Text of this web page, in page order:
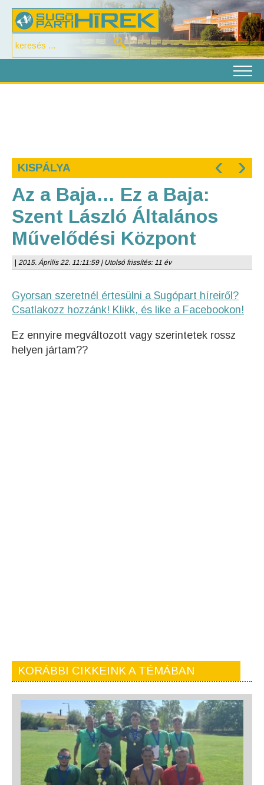
KISPÁLYA ‹ ›
Az a Baja… Ez a Baja:
Szent László Általános
Művelődési Központ
2015. Április 22. 11:11:59 | Utolsó frissítés: 11 év
Gyorsan szeretnél értesülni a Sugópart híreiről?
Csatlakozz hozzánk! Klikk, és like a Facebookon!
Ez ennyire megváltozott vagy szerintetek rossz
helyen jártam??
KORÁBBI CIKKEINK A TÉMÁBAN